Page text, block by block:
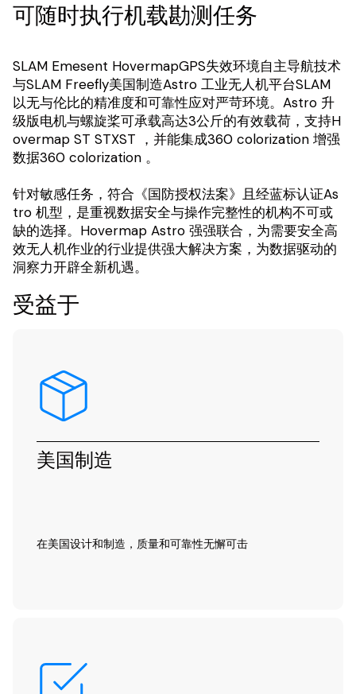
可随时执行机载勘测任务
SLAM Emesent HovermapGPS失效环境自主导航技术
与SLAM Freefly美国制造Astro 工业无人机平台SLAM
以无与伦比的精准度和可靠性应对严苛环境。Astro 升
级版电机与螺旋桨可承载高达3公斤的有效载荷，支持H
overmap ST STXST ，并能集成360 colorization 增强
数据360 colorization 。
针对敏感任务，符合《国防授权法案》且经蓝标认证As
tro 机型，是重视数据安全与操作完整性的机构不可或
缺的选择。Hovermap Astro 强强联合，为需要安全高
效无人机作业的行业提供强大解决方案，为数据驱动的
洞察力开辟全新机遇。
受益于
美国制造
在美国设计和制造，质量和可靠性无懈可击